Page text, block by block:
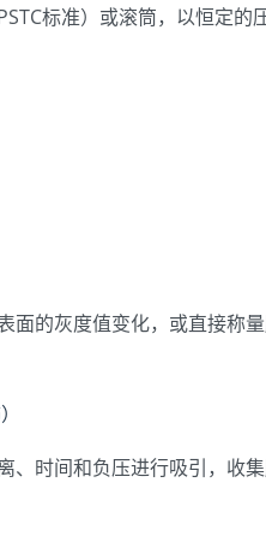
标准）或滚筒，以恒定
面的灰度值变化，或直接称
、时间和负压进行吸引，收集